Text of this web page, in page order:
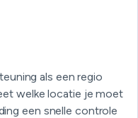
als een regio
welke locatie je moet
een snelle controle